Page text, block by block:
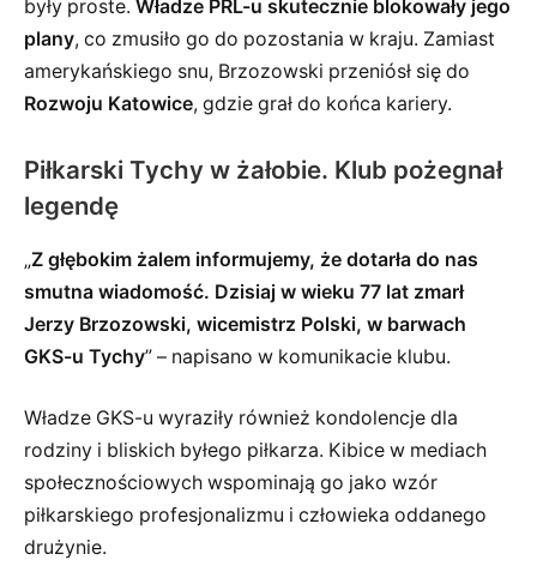
były proste. Władze PRL-u skutecznie blokowały jego
plany, co zmusiło go do pozostania w kraju. Zamiast
amerykańskiego snu, Brzozowski przeniósł się do
Rozwoju Katowice, gdzie grał do końca kariery.
Piłkarski Tychy w żałobie. Klub pożegnał
legendę
„Z głębokim żalem informujemy, że dotarła do nas
smutna wiadomość. Dzisiaj w wieku 77 lat zmarł
Jerzy Brzozowski, wicemistrz Polski, w barwach
GKS-u Tychy” – napisano w komunikacie klubu.
Władze GKS-u wyraziły również kondolencje dla
rodziny i bliskich byłego piłkarza. Kibice w mediach
społecznościowych wspominają go jako wzór
piłkarskiego profesjonalizmu i człowieka oddanego
drużynie.